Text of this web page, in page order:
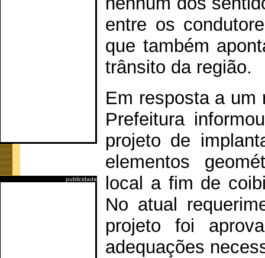
publicidade
entre os
que também
trânsito da região.
Em resposta a um
Prefeitura
projeto de
elementos
local a fim de
No atual
projeto foi
adequações